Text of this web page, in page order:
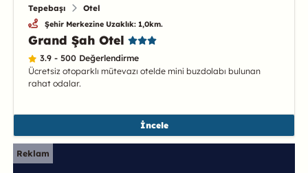
Tepebaşı Otel
Şehir Merkezine Uzaklık: 1,0km.
Grand Şah Otel
3.9 - 500 Değerlendirme
Ücretsiz otoparklı mütevazı otelde mini buzdolabı bulunan
rahat odalar.
İncele
Reklam